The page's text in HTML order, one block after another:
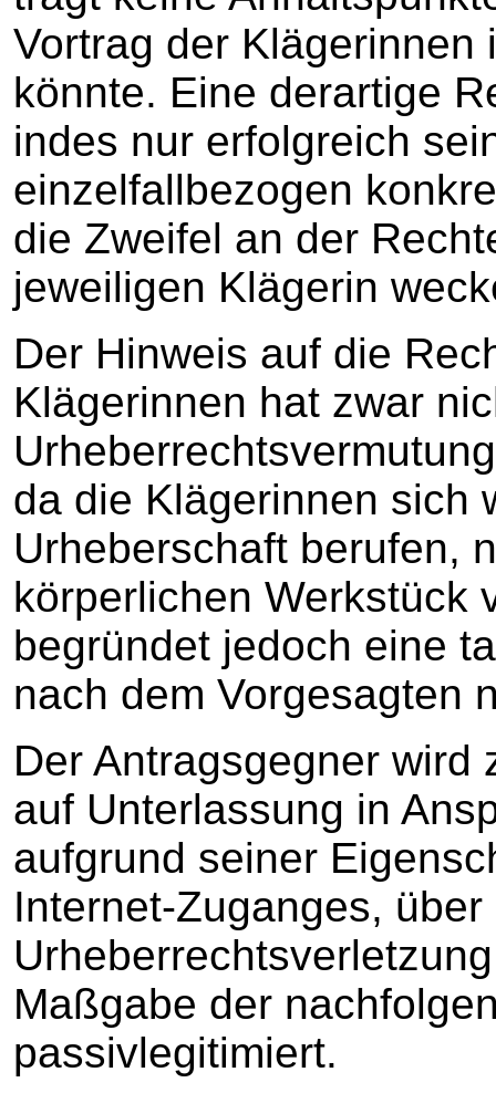
Vortrag der
könnte. Eine derartige
indes nur erfolgreich
einzelfallbezogen
die Zweifel an der
jeweiligen Klägerin
Der Hinweis auf die
Klägerinnen hat zwar
da die Klägerinnen sich
Urheberschaft berufen,
körperlichen Werkstück
begründet jedoch eine
nach dem Vorgesagten
Der Antragsgegner wird
auf Unterlassung in
aufgrund seiner
Internet-Zuganges,
Maßgabe der
passivlegitimiert.